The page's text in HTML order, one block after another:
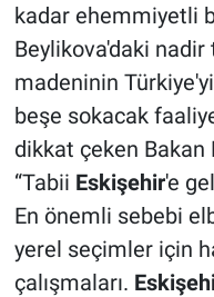
kadar ehemmiyetli
Beylikova'daki
madeninin
beşe sokacak
dikkat çeken
“Tabii Eskişehir'e
En önemli sebebi
yerel seçimler için
çalışmaları.